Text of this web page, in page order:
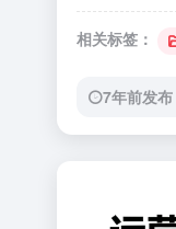
相关标签：
7年前发布